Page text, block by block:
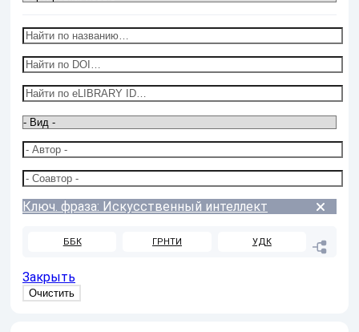
Ключ. фраза: Искусственный интеллект
ББК ГРНТИ УДК
Закрыть